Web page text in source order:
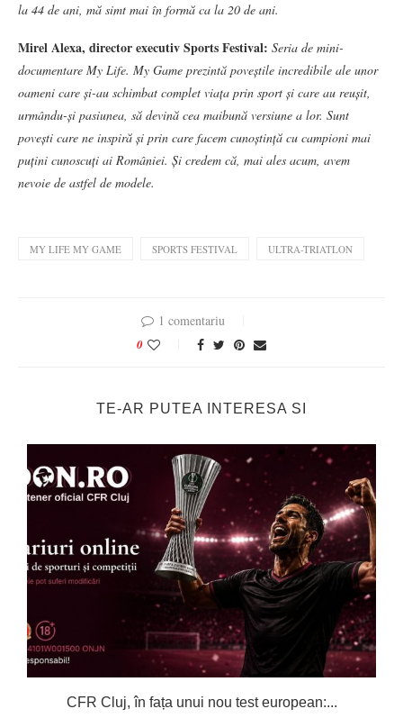
la 44 de ani, mă simt mai în formă ca la 20 de ani.
Mirel Alexa, director executiv Sports Festival: Seria de mini-
documentare My Life. My Game prezintă poveștile incredibile ale unor
oameni care și-au schimbat complet viața prin sport și care au reușit,
urmându-și pasiunea, să devină cea maibună versiune a lor. Sunt
povești care ne inspiră și prin care facem cunoștință cu campioni mai
puțini cunoscuți ai României. Și credem că, mai ales acum, avem
nevoie de astfel de modele.
MY LIFE MY GAME SPORTS FESTIVAL ULTRA-TRIATLON
1 comentariu
0
TE-AR PUTEA INTERESA SI
CFR Cluj, în fața unui nou test european:...